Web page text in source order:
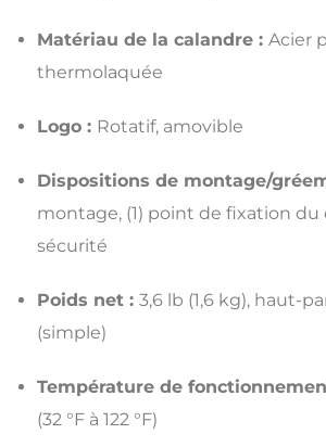
Matériau de la calandre : Acier
thermolaquée
Logo : Rotatif, amovible
Dispositions de montage/
montage, (1) point de fixation du
sécurité
Poids net : 3,6 lb (1,6 kg), haut-
(simple)
Température de
(32 °F à 122 °F)